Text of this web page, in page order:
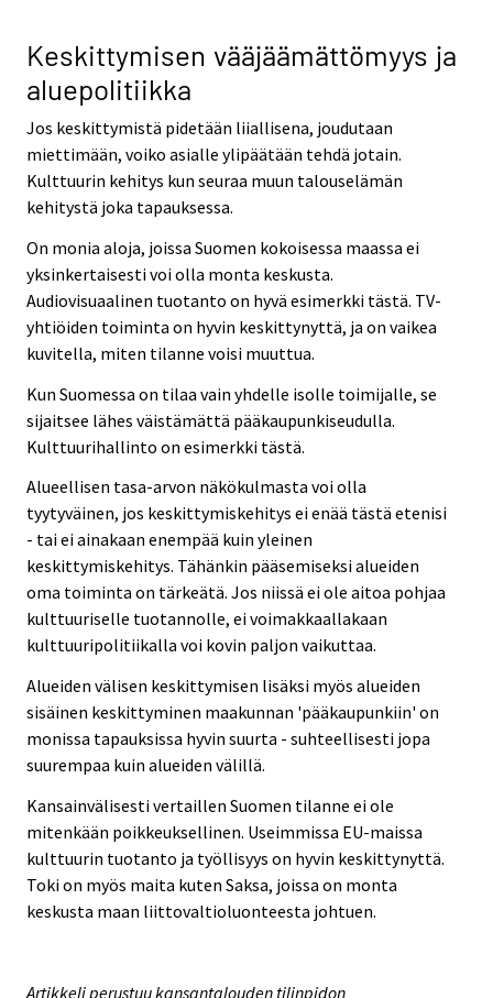
Keskittymisen vääjäämättömyys ja
aluepolitiikka
Jos keskittymistä pidetään liiallisena, joudutaan
miettimään, voiko asialle ylipäätään tehdä jotain.
Kulttuurin kehitys kun seuraa muun talouselämän
kehitystä joka tapauksessa.
On monia aloja, joissa Suomen kokoisessa maassa ei
yksinkertaisesti voi olla monta keskusta.
Audiovisuaalinen tuotanto on hyvä esimerkki tästä. TV-
yhtiöiden toiminta on hyvin keskittynyttä, ja on vaikea
kuvitella, miten tilanne voisi muuttua.
Kun Suomessa on tilaa vain yhdelle isolle toimijalle, se
sijaitsee lähes väistämättä pääkaupunkiseudulla.
Kulttuurihallinto on esimerkki tästä.
Alueellisen tasa-arvon näkökulmasta voi olla
tyytyväinen, jos keskittymiskehitys ei enää tästä etenisi
- tai ei ainakaan enempää kuin yleinen
keskittymiskehitys. Tähänkin pääsemiseksi alueiden
oma toiminta on tärkeätä. Jos niissä ei ole aitoa pohjaa
kulttuuriselle tuotannolle, ei voimakkaallakaan
kulttuuripolitiikalla voi kovin paljon vaikuttaa.
Alueiden välisen keskittymisen lisäksi myös alueiden
sisäinen keskittyminen maakunnan 'pääkaupunkiin' on
monissa tapauksissa hyvin suurta - suhteellisesti jopa
suurempaa kuin alueiden välillä.
Kansainvälisesti vertaillen Suomen tilanne ei ole
mitenkään poikkeuksellinen. Useimmissa EU-maissa
kulttuurin tuotanto ja työllisyys on hyvin keskittynyttä.
Toki on myös maita kuten Saksa, joissa on monta
keskusta maan liittovaltioluonteesta johtuen.
Artikkeli perustuu kansantalouden tilinpidon